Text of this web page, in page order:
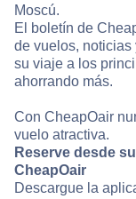
Moscú.
El boletín de
de vuelos,
su viaje a los
ahorrando más.
Con CheapOair
vuelo atractiva.
Reserve desde
CheapOair
Descargue la